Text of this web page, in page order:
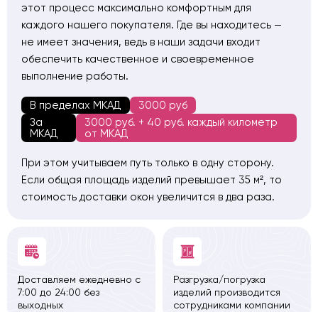
этот процесс максимально комфортным для
каждого нашего покупателя. Где вы находитесь —
не имеет значения, ведь в наши задачи входит
обеспечить качественное и своевременное
выполнение работы.
В пределах МКАД
3000 руб
За
МКАД
3000 руб. + 40 руб. каждый километр
от МКАД
При этом учитываем путь только в одну сторону.
Если общая площадь изделий превышает 35 м², то
стоимость доставки окон увеличится в два раза.
Доставляем ежедневно с
7:00 до 24:00 без
выходных
Разгрузка/погрузка
изделий производится
сотрудниками компании